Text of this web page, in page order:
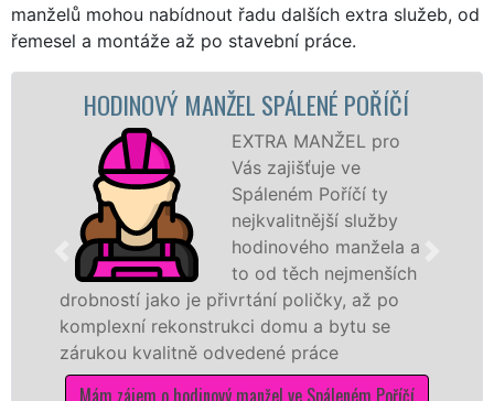
manželů mohou nabídnout řadu dalších extra služeb, od
řemesel a montáže až po stavební práce.
HODINOVÝ MANŽEL SPÁLENÉ POŘÍČÍ
EXTRA MANŽEL pro
Vás zajišťuje ve
Spáleném Poříčí ty
nejkvalitnější služby
hodinového manžela a
to od těch nejmenších
drobností jako je přivrtání poličky, až po
komplexní rekonstrukci domu a bytu se
zárukou kvalitně odvedené práce
Mám zájem o hodinový manžel ve Spáleném Poříčí